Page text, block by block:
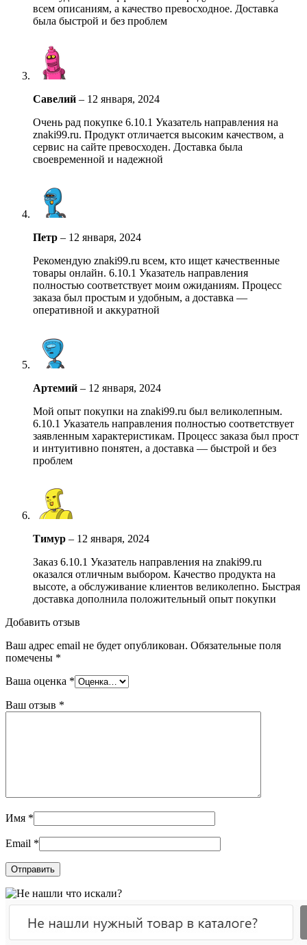
всем описаниям, а качество превосходное. Доставка
была быстрой и без проблем
Савелий – 12 января, 2024
Очень рад покупке 6.10.1 Указатель направления на
znaki99.ru. Продукт отличается высоким качеством, а
сервис на сайте превосходен. Доставка была
своевременной и надежной
Петр – 12 января, 2024
Рекомендую znaki99.ru всем, кто ищет качественные
товары онлайн. 6.10.1 Указатель направления
полностью соответствует моим ожиданиям. Процесс
заказа был простым и удобным, а доставка —
оперативной и аккуратной
Артемий – 12 января, 2024
Мой опыт покупки на znaki99.ru был великолепным.
6.10.1 Указатель направления полностью соответствует
заявленным характеристикам. Процесс заказа был прост
и интуитивно понятен, а доставка — быстрой и без
проблем
Тимур – 12 января, 2024
Заказ 6.10.1 Указатель направления на znaki99.ru
оказался отличным выбором. Качество продукта на
высоте, а обслуживание клиентов великолепно. Быстрая
доставка дополнила положительный опыт покупки
Добавить отзыв
Ваш адрес email не будет опубликован. Обязательные поля
помечены *
Ваша оценка *
Ваш отзыв *
Имя *
Email *